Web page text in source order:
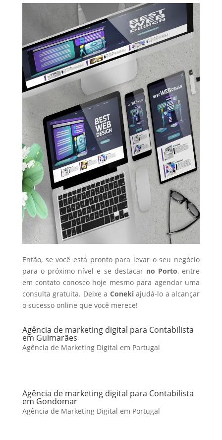
Então, se você está pronto para levar o seu negócio
para o próximo nível e se destacar no Porto, entre
em contato conosco hoje mesmo para agendar uma
consulta gratuita. Deixe a Conekiajudá-lo a alcançar
o sucesso online que você merece!
Agência de marketing digital para Contabilista
em Guimarães
Agência de Marketing Digital em Portugal
Agência de marketing digital para Contabilista
em Gondomar
Agência de Marketing Digital em Portugal